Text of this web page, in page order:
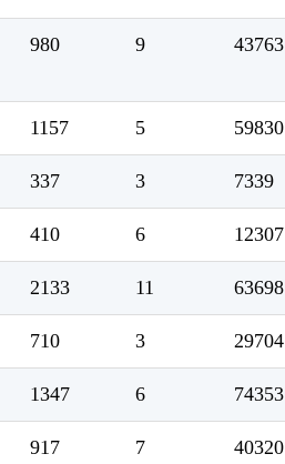
980 9 43763
1157 5 59830
337 3 7339
410 6 12307
2133 11 63698
710 3 29704
1347 6 74353
917 7 40320